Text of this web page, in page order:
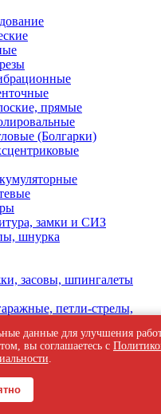
прямые
(Болгарки)
замки и СИЗ
шнурка
засовы, шпингалеты
петли-стрелы,
данные для улучшения
вы соглашаетесь с
.